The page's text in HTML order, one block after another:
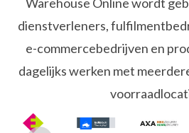
dienstverleners,
e-commercebedrijven en
dagelijks werken met